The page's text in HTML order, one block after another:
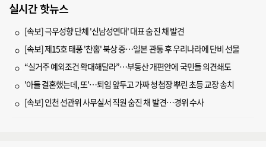
실시간 핫뉴스
[속보] 극우성향 단체 '신남성연대' 대표 숨진 채 발견
[속보] 제15호 태풍 '찬홈' 북상 중…일본 관통 후 우리나라에 단비 선물
“실거주 예외조건 확대해달라”…부동산 개편안에 국민들 의견쇄도
'아들 결혼했는데, 또'…퇴임 앞두고 가짜 청첩장 뿌린 초등 교장 송치
[속보] 인천 선관위 사무실서 직원 숨진 채 발견…경위 수사